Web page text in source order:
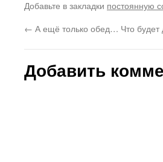
Добавьте в закладки постоянную
← А ещё только обед… Что будет
Добавить